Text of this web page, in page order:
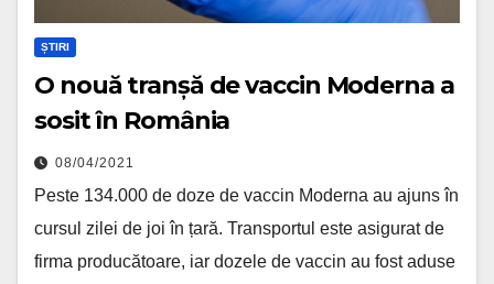
ȘTIRI
O nouă tranșă de vaccin Moderna a
sosit în România
08/04/2021
Peste 134.000 de doze de vaccin Moderna au ajuns în
cursul zilei de joi în țară. Transportul este asigurat de
firma producătoare, iar dozele de vaccin au fost aduse